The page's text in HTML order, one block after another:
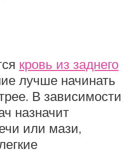
кровь из заднего
лучше начинать
В зависимости
назначит
или мази,